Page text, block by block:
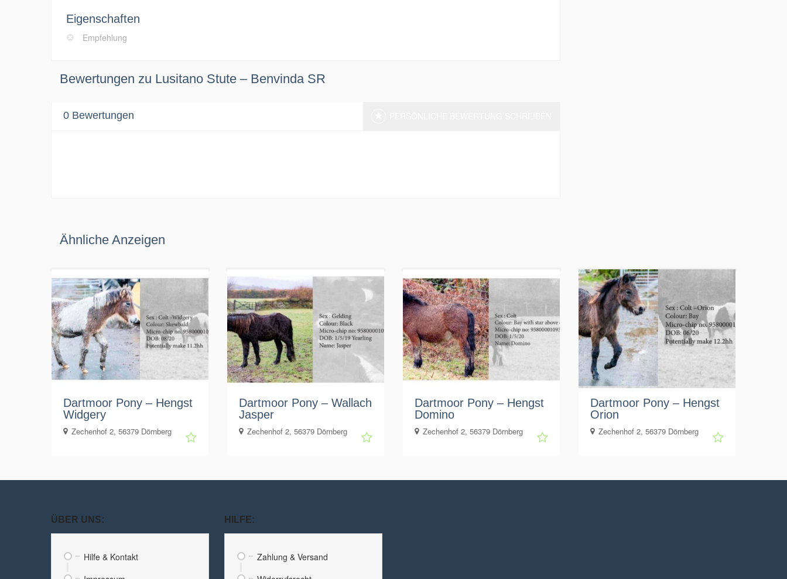
Eigenschaften
Empfehlung
Bewertungen zu Lusitano Stute – Benvinda SR
0 Bewertungen
Ähnliche Anzeigen
Dartmoor Pony – Hengst
Widgery
Zechenhof 2, 56379 Dörnberg
Dartmoor Pony – Wallach
Jasper
Zechenhof 2, 56379 Dörnberg
Dartmoor Pony – Hengst
Domino
Zechenhof 2, 56379 Dörnberg
Dartmoor Pony – Hengst
Orion
Zechenhof 2, 56379 Dörnberg
ÜBER UNS:
Hilfe & Kontakt
HILFE:
Zahlung & Versand